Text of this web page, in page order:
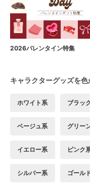
2026バレンタイン特集
キャラクターグッズを
ホワイト系 ブラッ
ベージュ系 グリー
イエロー系 ピンク
シルバー系 ゴール